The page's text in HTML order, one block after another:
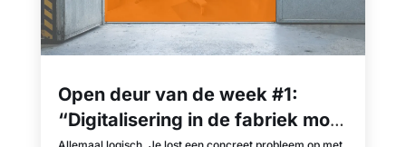
Open deur van de week #1:
“Digitalisering in de fabriek moet